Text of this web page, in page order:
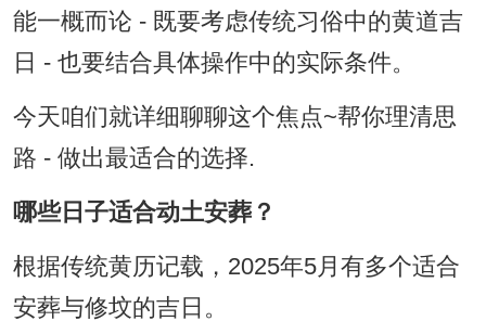
能一概而论 - 既要考虑传统习俗中的黄道吉
日 - 也要结合具体操作中的实际条件。
今天咱们就详细聊聊这个焦点~帮你理清思
路 - 做出最适合的选择.
哪些日子适合动土安葬？
根据传统黄历记载，2025年5月有多个适合
安葬与修坟的吉日。